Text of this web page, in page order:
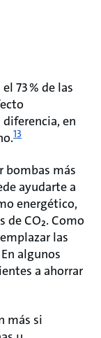
73 % de las
en
13
bombas más
ayudarte a
energético,
CO₂. Como
las
algunos
a ahorrar
más si